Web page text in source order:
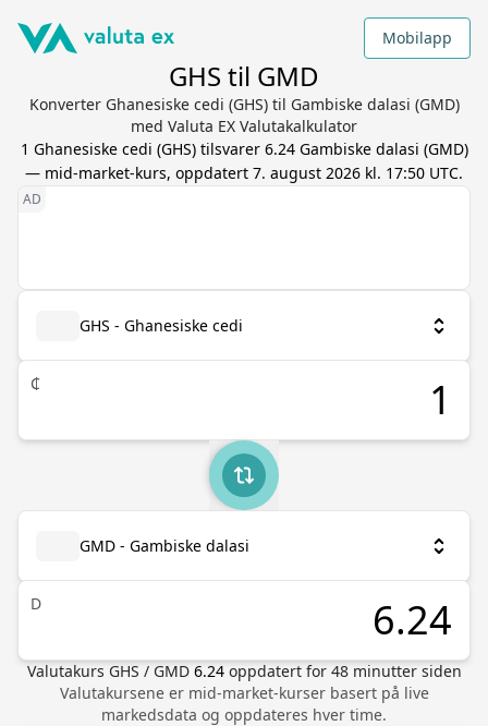
Mobilapp
GHS til GMD
Konverter Ghanesiske cedi (GHS) til Gambiske dalasi (GMD)
med Valuta EX Valutakalkulator
1 Ghanesiske cedi (GHS) tilsvarer 6.24 Gambiske dalasi (GMD)
— mid-market-kurs, oppdatert 7. august 2026 kl. 17:50 UTC.
GHS - Ghanesiske cedi
₵
GMD - Gambiske dalasi
D
Valutakurs GHS / GMD 6.24 oppdatert for 48minutter siden
Valutakursene er mid-market-kurser basert på live
markedsdata og oppdateres hver time.